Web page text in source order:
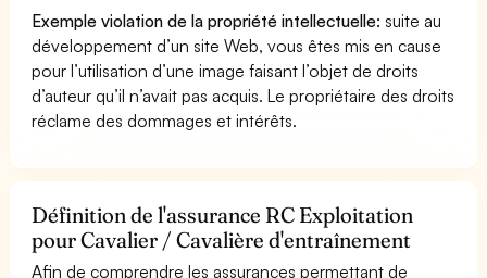
Exemple violation de la propriété intellectuelle: suite au
développement d’un site Web, vous êtes mis en cause
pour l’utilisation d’une image faisant l’objet de droits
d’auteur qu’il n’avait pas acquis. Le propriétaire des droits
réclame des dommages et intérêts.
Définition de l'assurance RC Exploitation
pour Cavalier / Cavalière d'entraînement
Afin de comprendre les assurances permettant de